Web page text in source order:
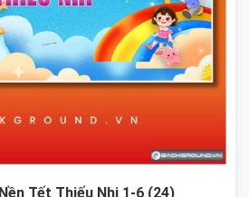
Tết Thiếu Nhi 1-6 (24)